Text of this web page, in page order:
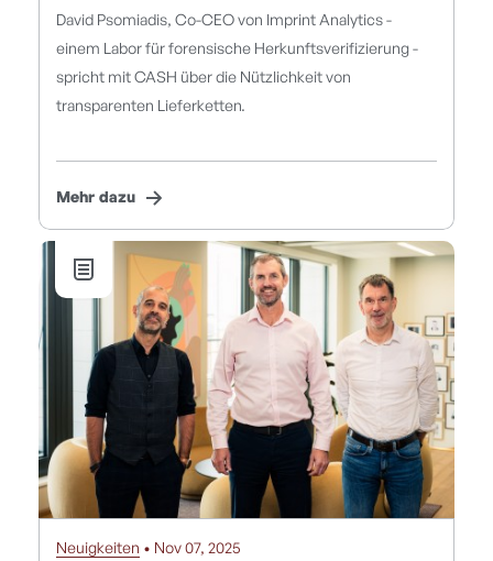
David Psomiadis, Co-CEO von Imprint Analytics -
einem Labor für forensische Herkunftsverifizierung -
spricht mit CASH über die Nützlichkeit von
transparenten Lieferketten.
Mehr dazu
Neuigkeiten • Nov 07, 2025